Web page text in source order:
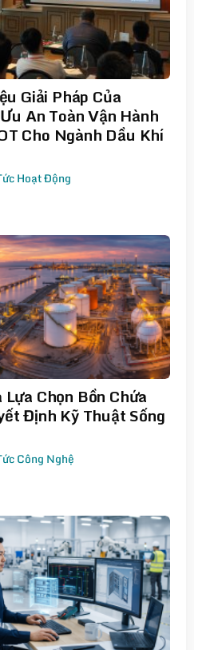
Giải Pháp Của
An Toàn Vận Hành
Cho Ngành Dầu Khí
Hoạt Động
Chọn Bồn Chứa
Định Kỹ Thuật Sống
Công Nghệ